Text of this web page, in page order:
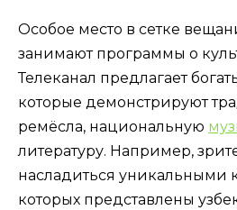
Особое место в сетке
занимают программы о
Телеканал предлагает
которые демонстрируют
ремёсла, национальную
литературу. Например,
насладиться уникальными
которых представлены